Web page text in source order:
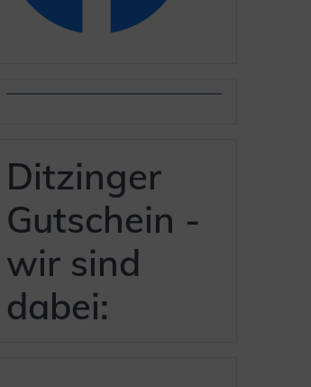
Ditzinger
Gutschein -
wir sind
dabei: